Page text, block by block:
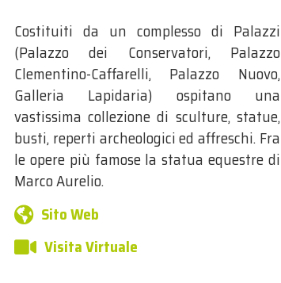
Costituiti da un complesso di Palazzi
(Palazzo dei Conservatori, Palazzo
Clementino-Caffarelli, Palazzo Nuovo,
Galleria Lapidaria) ospitano una
vastissima collezione di sculture, statue,
busti, reperti archeologici ed affreschi. Fra
le opere più famose la statua equestre di
Marco Aurelio.
Sito Web
Visita Virtuale